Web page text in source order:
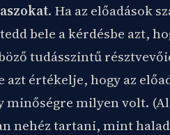
. Ha az előadások
bele a kérdésbe azt,
tudásszintű
azt értékelje, hogy az
minőségre milyen volt.
nehéz tartani, mint